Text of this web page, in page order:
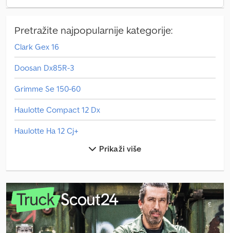
Pretražite najpopularnije kategorije:
Clark Gex 16
Doosan Dx85R-3
Grimme Se 150-60
Haulotte Compact 12 Dx
Haulotte Ha 12 Cj+
Hitachi Zx300Lc-6
Hitachi Zx350Lc-6
Hitachi Zx48U-6
Prikaži više